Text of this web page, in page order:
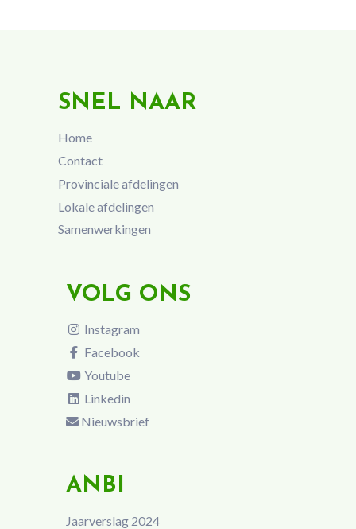
SNEL NAAR
Home
Contact
Provinciale afdelingen
Lokale afdelingen
Samenwerkingen
VOLG ONS
Instagram
Facebook
Youtube
Linkedin
Nieuwsbrief
ANBI
Jaarverslag 2024